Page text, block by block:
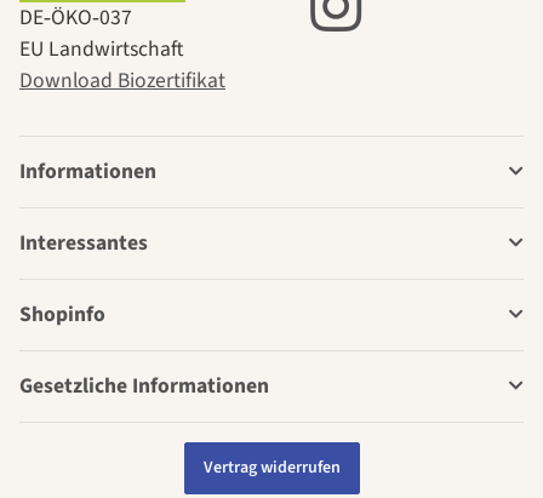
DE‑ÖKO‑037
EU Landwirtschaft
Download Biozertifikat
Informationen
Interessantes
Shopinfo
Gesetzliche Informationen
Vertrag widerrufen